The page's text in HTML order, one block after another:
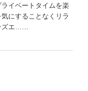
イベートタイムを楽
にすることなくリラ
ズエ……